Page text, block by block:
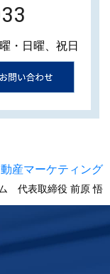
・日曜、祝日
産マーケティング
代表取締役 前原 悟